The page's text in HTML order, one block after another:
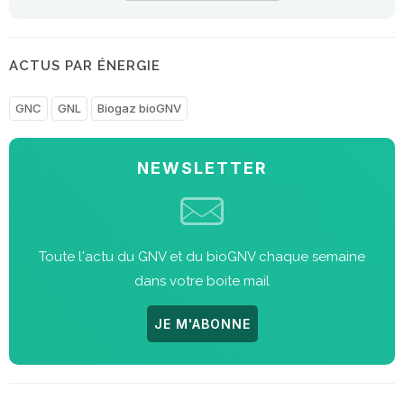
ACTUS PAR ÉNERGIE
GNC GNL Biogaz bioGNV
NEWSLETTER
Toute l'actu du GNV et du bioGNV chaque semaine
dans votre boite mail
JE M'ABONNE